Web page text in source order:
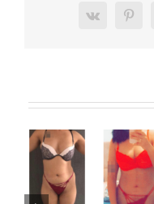
Pinterest
Vk